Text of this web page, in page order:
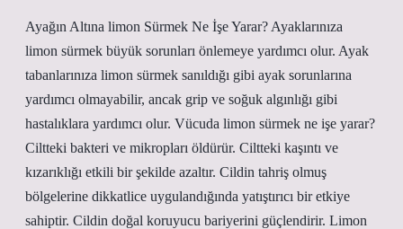
Ayağın Altına limon Sürmek Ne İşe Yarar? Ayaklarınıza
limon sürmek büyük sorunları önlemeye yardımcı olur. Ayak
tabanlarınıza limon sürmek sanıldığı gibi ayak sorunlarına
yardımcı olmayabilir, ancak grip ve soğuk algınlığı gibi
hastalıklara yardımcı olur. Vücuda limon sürmek ne işe yarar?
Ciltteki bakteri ve mikropları öldürür. Ciltteki kaşıntı ve
kızarıklığı etkili bir şekilde azaltır. Cildin tahriş olmuş
bölgelerine dikkatlice uygulandığında yatıştırıcı bir etkiye
sahiptir. Cildin doğal koruyucu bariyerini güçlendirir. Limon